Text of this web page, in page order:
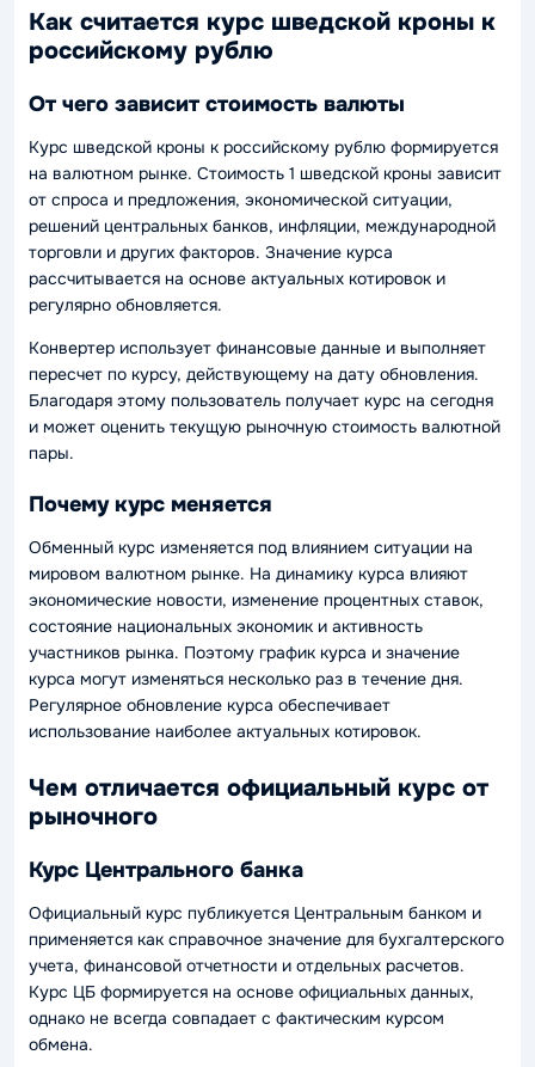
Как считается курс шведской кроны к
российскому рублю
От чего зависит стоимость валюты
Курс шведской кроны к российскому рублю формируется
на валютном рынке. Стоимость 1 шведской кроны зависит
от спроса и предложения, экономической ситуации,
решений центральных банков, инфляции, международной
торговли и других факторов. Значение курса
рассчитывается на основе актуальных котировок и
регулярно обновляется.
Конвертер использует финансовые данные и выполняет
пересчет по курсу, действующему на дату обновления.
Благодаря этому пользователь получает курс на сегодня
и может оценить текущую рыночную стоимость валютной
пары.
Почему курс меняется
Обменный курс изменяется под влиянием ситуации на
мировом валютном рынке. На динамику курса влияют
экономические новости, изменение процентных ставок,
состояние национальных экономик и активность
участников рынка. Поэтому график курса и значение
курса могут изменяться несколько раз в течение дня.
Регулярное обновление курса обеспечивает
использование наиболее актуальных котировок.
Чем отличается официальный курс от
рыночного
Курс Центрального банка
Официальный курс публикуется Центральным банком и
применяется как справочное значение для бухгалтерского
учета, финансовой отчетности и отдельных расчетов.
Курс ЦБ формируется на основе официальных данных,
однако не всегда совпадает с фактическим курсом
обмена.